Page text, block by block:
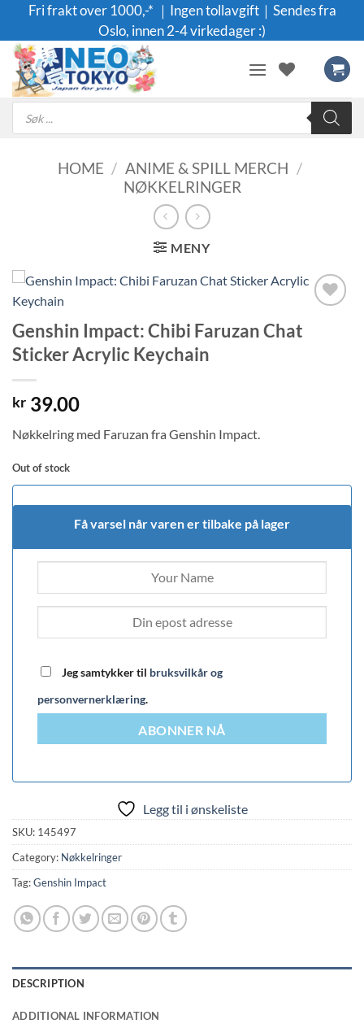
content
Fri frakt over 1000,-* ｜Ingen tollavgift｜Sendes fra
Oslo, innen 2-4 virkedager :)
Products
search
HOME / ANIME & SPILL MERCH /
NØKKELRINGER
MENY
ønskeliste
Genshin Impact: Chibi Faruzan Chat
Sticker Acrylic Keychain
kr 39.00
Nøkkelring med Faruzan fra Genshin Impact.
Out of stock
Få varsel når varen er tilbake på lager
Jeg samtykker til bruksvilkår og
personvernerklæring.
ABONNER NÅ
Legg til i ønskeliste
SKU: 145497
Category: Nøkkelringer
Tag:Genshin Impact
DESCRIPTION
ADDITIONAL INFORMATION